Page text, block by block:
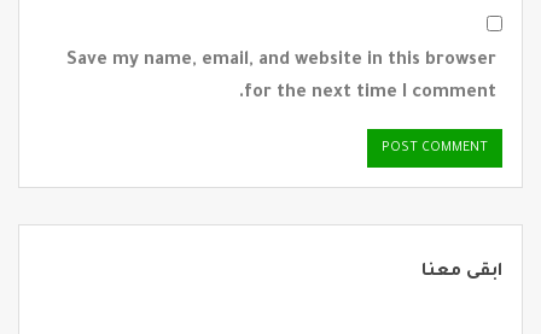
Save my name, email, and website in this browser
for the next time I comment.
ابقى معنا